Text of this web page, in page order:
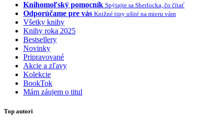
Knihomoľský pomocník Spýtajte sa Sherlocka, čo čítať
Odporúčame pre vás Knižné tipy ušité na mieru vám
Všetky knihy
Knihy roka 2025
Bestsellery
Novinky
Pripravované
Akcie a zľavy
Kolekcie
BookTok
Mám záujem o titul
Top autori